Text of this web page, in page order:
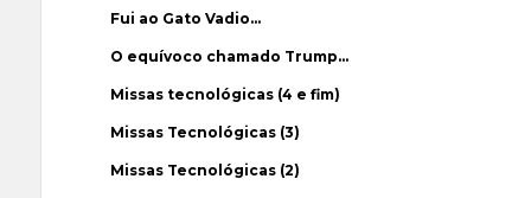
Fui ao Gato Vadio…
O equívoco chamado Trump…
Missas tecnológicas (4 e fim)
Missas Tecnológicas (3)
Missas Tecnológicas (2)